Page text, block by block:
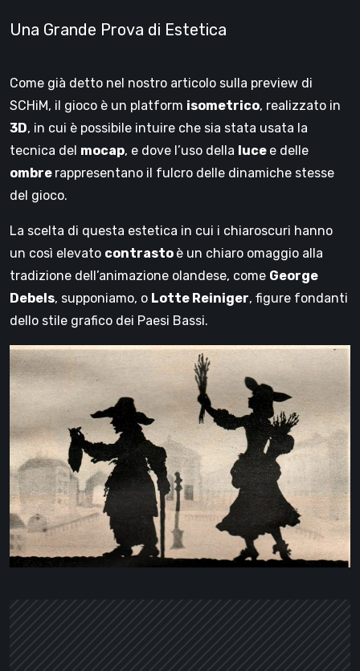
Una Grande Prova di Estetica
Come già detto nel nostro articolo sulla preview di
SCHiM, il gioco è un platform isometrico, realizzato in
3D, in cui è possibile intuire che sia stata usata la
tecnica del mocap, e dove l’uso della luce e delle
ombre rappresentano il fulcro delle dinamiche stesse
del gioco.
La scelta di questa estetica in cui i chiaroscuri hanno
un così elevato contrasto è un chiaro omaggio alla
tradizione dell’animazione olandese, come George
Debels, supponiamo, o Lotte Reiniger, figure fondanti
dello stile grafico dei Paesi Bassi.